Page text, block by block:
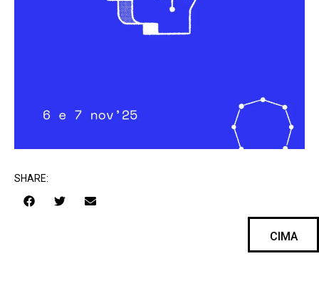
SHARE:
CIMA